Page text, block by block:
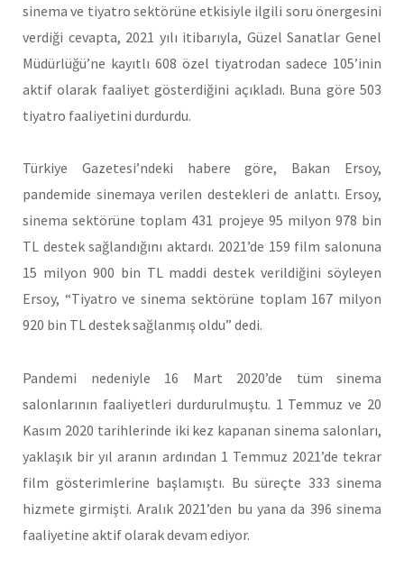
sinema ve tiyatro sektörüne etkisiyle ilgili soru önergesini
verdiği cevapta, 2021 yılı itibarıyla, Güzel Sanatlar Genel
Müdürlüğü’ne kayıtlı 608 özel tiyatrodan sadece 105’inin
aktif olarak faaliyet gösterdiğini açıkladı. Buna göre 503
tiyatro faaliyetini durdurdu.
Türkiye Gazetesi’ndeki habere göre, Bakan Ersoy,
pandemide sinemaya verilen destekleri de anlattı. Ersoy,
sinema sektörüne toplam 431 projeye 95 milyon 978 bin
TL destek sağlandığını aktardı. 2021’de 159 film salonuna
15 milyon 900 bin TL maddi destek verildiğini söyleyen
Ersoy, “Tiyatro ve sinema sektörüne toplam 167 milyon
920 bin TL destek sağlanmış oldu” dedi.
Pandemi nedeniyle 16 Mart 2020’de tüm sinema
salonlarının faaliyetleri durdurulmuştu. 1 Temmuz ve 20
Kasım 2020 tarihlerinde iki kez kapanan sinema salonları,
yaklaşık bir yıl aranın ardından 1 Temmuz 2021’de tekrar
film gösterimlerine başlamıştı. Bu süreçte 333 sinema
hizmete girmişti. Aralık 2021’den bu yana da 396 sinema
faaliyetine aktif olarak devam ediyor.